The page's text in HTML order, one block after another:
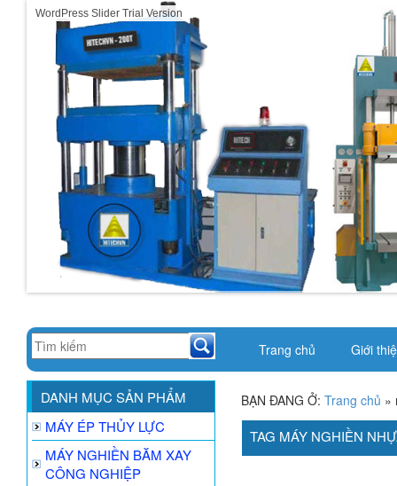
WordPress Slider Trial Version
Trang chủ Giới
DANH MỤC SẢN PHẨM
MÁY ÉP THỦY LỰC
MÁY NGHIỀN BĂM XAY
CÔNG NGHIỆP
BẠN ĐANG Ở:Trang chủ »
TAG MÁY NGHIỀN